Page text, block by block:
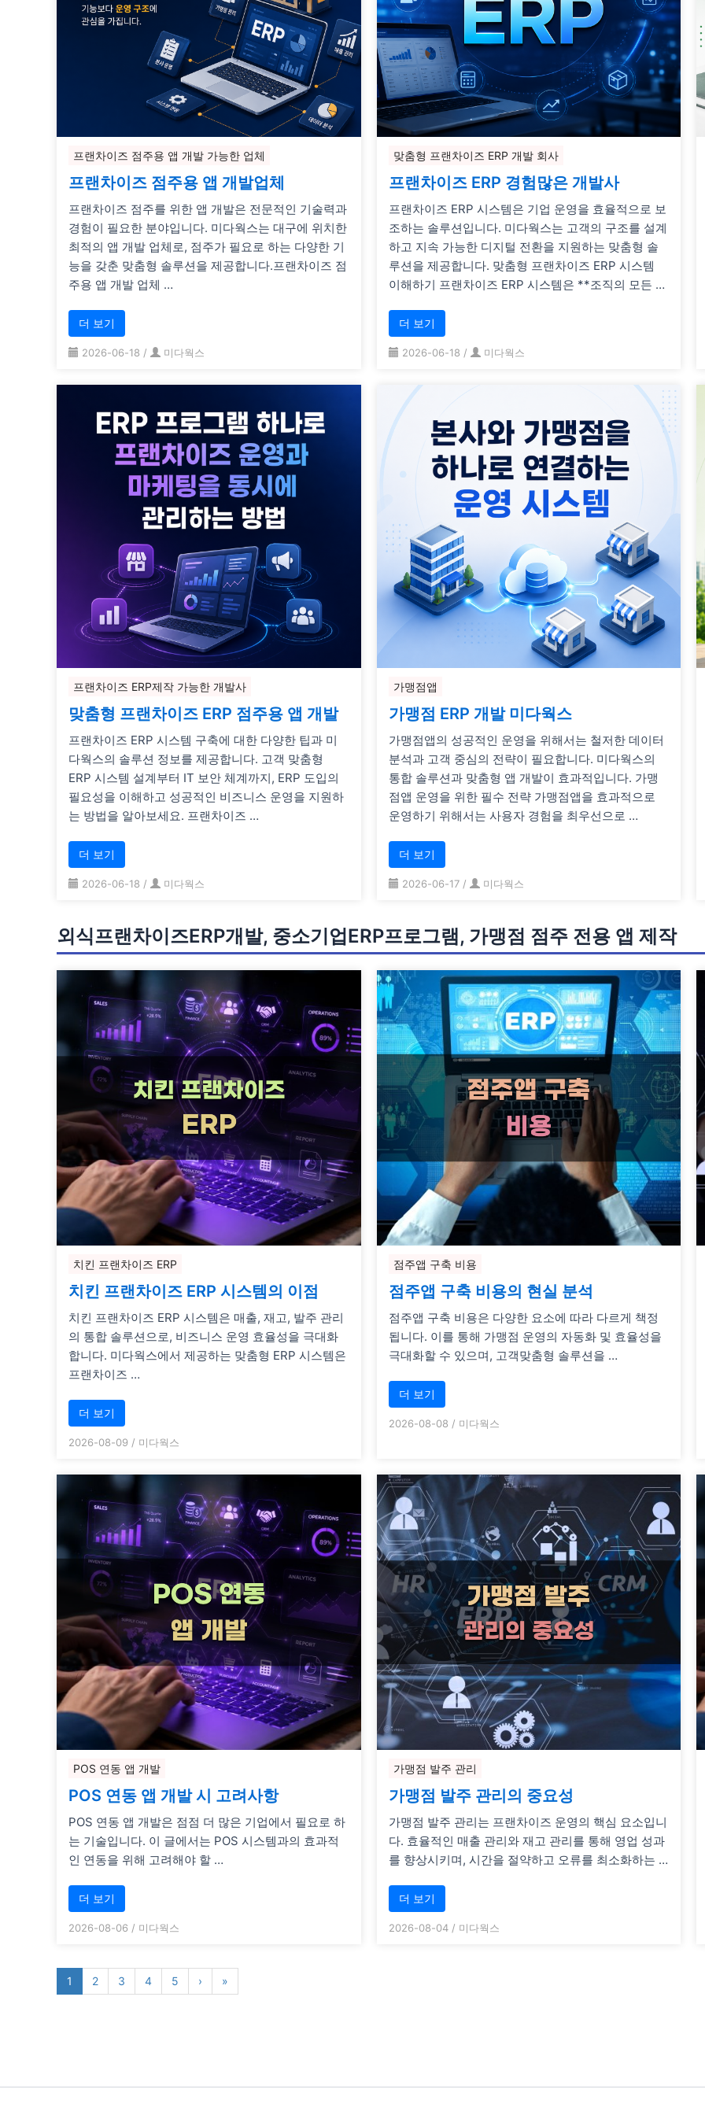
프랜차이즈 점주용 앱 개발 가능한 업체
프랜차이즈 점주용 앱 개발업체
프랜차이즈 점주를 위한 앱 개발은 전문적인 기술력과
경험이 필요한 분야입니다. 미다웍스는 대구에 위치한
최적의 앱 개발 업체로, 점주가 필요로 하는 다양한 기
능을 갖춘 맞춤형 솔루션을 제공합니다.프랜차이즈 점
주용 앱 개발 업체 …
더 보기
2026-06-18 / 미다웍스
맞춤형 프랜차이즈 ERP 개발 회사
프랜차이즈 ERP 경험많은 개발사
프랜차이즈 ERP 시스템은 기업 운영을 효율적으로 보
조하는 솔루션입니다. 미다웍스는 고객의 구조를 설계
하고 지속 가능한 디지털 전환을 지원하는 맞춤형 솔
루션을 제공합니다. 맞춤형 프랜차이즈 ERP 시스템
이해하기 프랜차이즈 ERP 시스템은 **조직의 모든 …
더 보기
2026-06-18 / 미다웍스
프랜차이즈 ERP제작 가능한 개발사
맞춤형 프랜차이즈 ERP 점주용 앱 개발
프랜차이즈 ERP 시스템 구축에 대한 다양한 팁과 미
다웍스의 솔루션 정보를 제공합니다. 고객 맞춤형
ERP 시스템 설계부터 IT 보안 체계까지, ERP 도입의
필요성을 이해하고 성공적인 비즈니스 운영을 지원하
는 방법을 알아보세요. 프랜차이즈 …
더 보기
2026-06-18 / 미다웍스
가맹점앱
가맹점 ERP 개발 미다웍스
가맹점앱의 성공적인 운영을 위해서는 철저한 데이터
분석과 고객 중심의 전략이 필요합니다. 미다웍스의
통합 솔루션과 맞춤형 앱 개발이 효과적입니다. 가맹
점앱 운영을 위한 필수 전략 가맹점앱을 효과적으로
운영하기 위해서는 사용자 경험을 최우선으로 …
더 보기
2026-06-17/ 미다웍스
외식프랜차이즈ERP개발, 중소기업ERP프로그램, 가맹점 점주 전용 앱 제작
치킨 프랜차이즈 ERP
치킨 프랜차이즈 ERP 시스템의 이점
치킨 프랜차이즈 ERP 시스템은 매출, 재고, 발주 관리
의 통합 솔루션으로, 비즈니스 운영 효율성을 극대화
합니다. 미다웍스에서 제공하는 맞춤형 ERP 시스템은
프랜차이즈 …
더 보기
2026-08-09 / 미다웍스
점주앱 구축 비용
점주앱 구축 비용의 현실 분석
점주앱 구축 비용은 다양한 요소에 따라 다르게 책정
됩니다. 이를 통해 가맹점 운영의 자동화 및 효율성을
극대화할 수 있으며, 고객맞춤형 솔루션을 …
더 보기
2026-08-08 / 미다웍스
POS 연동 앱 개발
POS 연동 앱 개발 시 고려사항
POS 연동 앱 개발은 점점 더 많은 기업에서 필요로 하
는 기술입니다. 이 글에서는 POS 시스템과의 효과적
인 연동을 위해 고려해야 할 …
더 보기
2026-08-06 / 미다웍스
가맹점 발주 관리
가맹점 발주 관리의 중요성
가맹점 발주 관리는 프랜차이즈 운영의 핵심 요소입니
다. 효율적인 매출 관리와 재고 관리를 통해 영업 성과
를 향상시키며, 시간을 절약하고 오류를 최소화하는 …
더 보기
2026-08-04/ 미다웍스
1 2 3 4 5 › »